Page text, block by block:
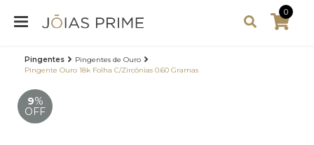
0
Pingentes
Pingentes de Ouro
Pingente Ouro 18k Folha C/Zircônias 0.60 Gramas
9%
OFF